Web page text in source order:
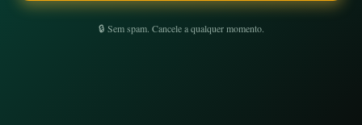
🔒 Sem spam. Cancele a qualquer momento.